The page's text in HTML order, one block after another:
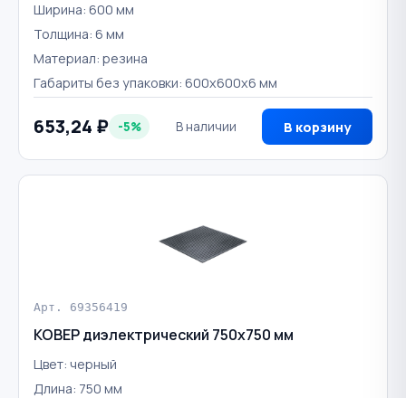
Ширина: 600 мм
Толщина: 6 мм
Материал: резина
Габариты без упаковки: 600x600x6 мм
653,24 ₽ -5% В наличии В корзину
Арт. 69356419
КОВЕР диэлектрический 750х750 мм
Цвет: черный
Длина: 750 мм